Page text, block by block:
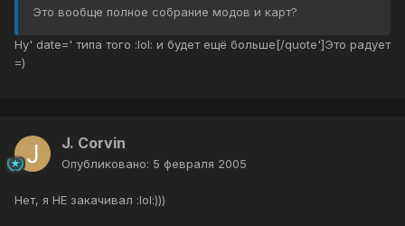
Это вообще полное собрание модов и карт?
Ну' date=' типа того :lol: и будет ещё больше[/quote']Это радует
=)
J. Corvin
Опубликовано: 5 февраля 2005
Нет, я НЕ закачивал :lol:)))